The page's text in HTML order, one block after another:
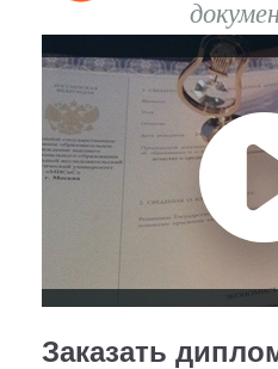
Заказать